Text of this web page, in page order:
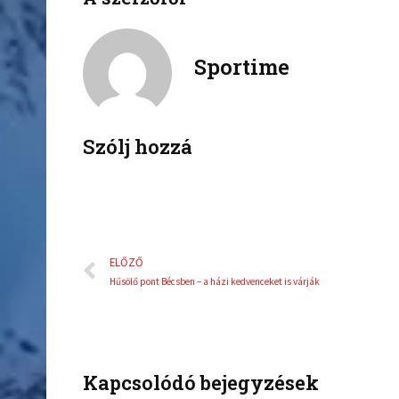
b
Sportime
Szólj hozzá
Előző
ELŐZŐ
Hűsölő pont Bécsben – a házi kedvenceket is várják
Kapcsolódó bejegyzések